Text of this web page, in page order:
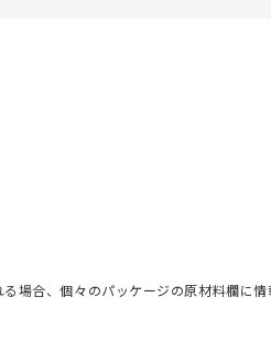
合、個々のパッケージの原材料欄に情